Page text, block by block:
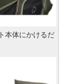
本体にかけるだ